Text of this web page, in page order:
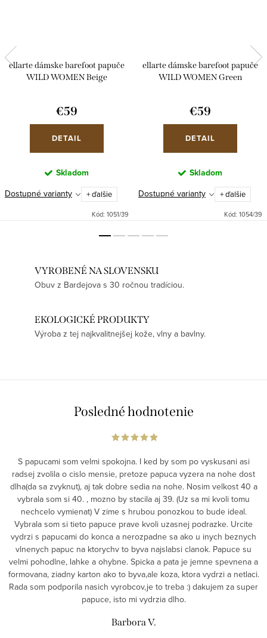
ellarte dámske barefoot papuče
WILD WOMEN Beige
€59
DETAIL
Skladom
Dostupné varianty + ďalšie
Kód: 1051/39
ellarte dámske barefoot papuče
WILD WOMEN Green
€59
DETAIL
Skladom
Dostupné varianty + ďalšie
Kód: 1054/39
VYROBENÉ NA SLOVENSKU
Obuv z Bardejova s 30 ročnou tradíciou.
EKOLOGICKÉ PRODUKTY
Výroba z tej najkvalitnejšej kože, vlny a bavlny.
Posledné hodnotenie
S papucami som velmi spokojna. I ked by som po vyskusani asi
radsej zvolila o cislo mensie, pretoze papuca vyzera na nohe dost
dlha(da sa zvyknut), aj tak dobre sedia na nohe. Nosim velkost 40 a
vybrala som si 40. , mozno by stacila aj 39. (Uz sa mi kvoli tomu
nechcelo vymienat) V zime s hrubou ponozkou to bude ideal.
Vybrala som si tieto papuce prave kvoli uzasnej podrazke. Urcite
vydrzi s papucami do konca a nerozpadne sa ako u inych beznych
vlnenych papuc na ktorychv to byva najslabsi clanok. Papuce su
velmi pohodlne, lahke a ohybne. Spicka a pata je jemne spevnena a
formovana, ziadny karton ako to byva,ale koza, ktora vydrzi a netlaci.
Rada som podporila nasich vyrobcov,je to treba :) dakujem za super
papuce, isto mi vydrzia dlho.
Barbora V.